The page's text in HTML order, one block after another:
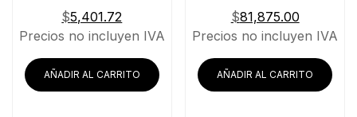
$5,401.72
Precios no incluyen IVA
AÑADIR AL CARRITO
$81,875.00
Precios no incluyen IVA
AÑADIR AL CARRITO